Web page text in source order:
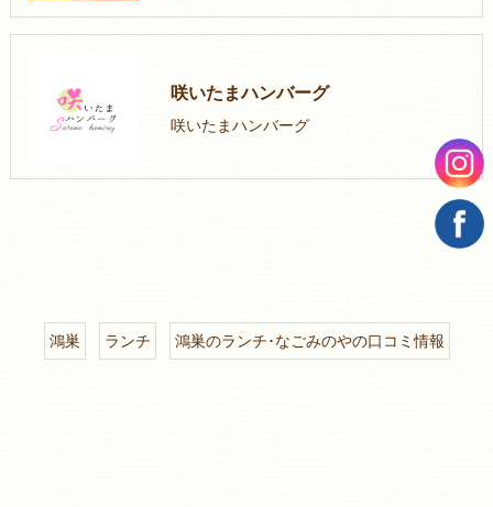
咲いたまハンバーグ
咲いたまハンバーグ
鴻巣 ランチ 鴻巣のランチ･なごみのやの口コミ情報